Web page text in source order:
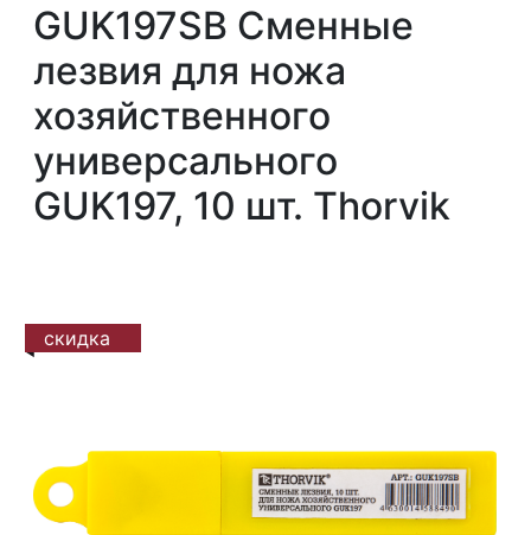
GUK197SB Сменные
лезвия для ножа
хозяйственного
универсального
GUK197, 10 шт. Thorvik
скидка